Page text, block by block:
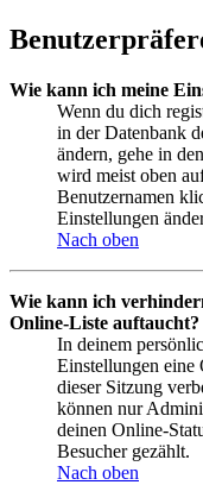
Wie kann ich meine
Wenn du dich
in der Datenbank
ändern, gehe in
wird meist oben
Benutzernamen
Einstellungen
Nach oben
Wie kann ich
Online-Liste auftaucht?
In deinem
Einstellungen eine
dieser Sitzung
können nur
deinen Online-
Besucher gezählt.
Nach oben